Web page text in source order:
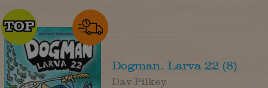
TOP
TOP
Dogman. Larva 22 (8)
Dav Pilkey